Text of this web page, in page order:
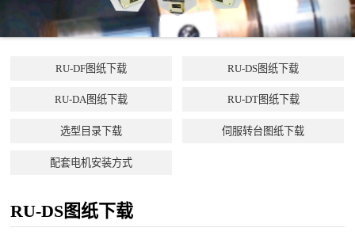
RU-DF图纸下载 RU-DS图纸下载
RU-DA图纸下载 RU-DT图纸下载
选型目录下载 伺服转台图纸下载
配套电机安装方式
RU-DS图纸下载